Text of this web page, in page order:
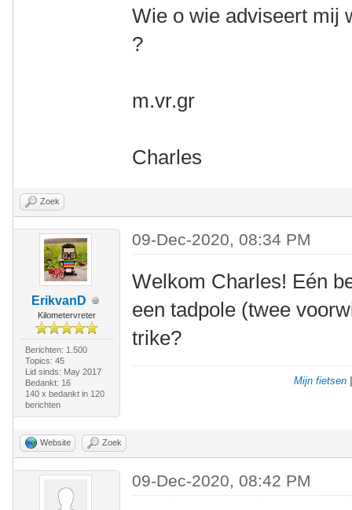
Wie o wie adviseert mij
?
m.vr.gr
Charles
Zoek
ErikvanD
Kilometervreter
Berichten: 1.500
Topics: 45
Lid sinds: May 2017
Bedankt: 16
140 x bedankt in 120
berichten
09-Dec-2020, 08:34 PM
Welkom Charles! Eén
een tadpole (twee
trike?
Mijn fietsen
Website Zoek
09-Dec-2020, 08:42 PM